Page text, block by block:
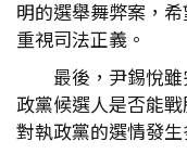
明的選舉舞弊案，
重視司法正義。
最後，尹錫悅
政黨候選人是否能
對執政黨的選情發